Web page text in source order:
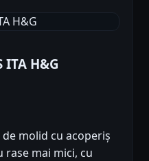
H&G
molid cu acoperiș
mai mici, cu